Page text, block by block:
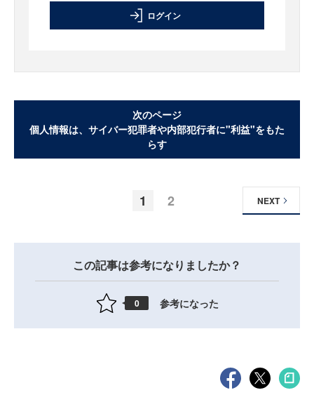
ログイン
次のページ
個人情報は、サイバー犯罪者や内部犯行者に"利益"をもた
らす
1 2 NEXT
この記事は参考になりましたか？
0 参考になった